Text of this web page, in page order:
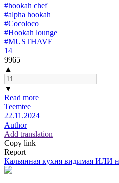
#hookah chef
#alpha hookah
#Cocoloco
#Hookah lounge
#MUSTHAVE
14
9965
▲
▼
Read more
Teemtee
22.11.2024
Author
Add translation
Copy link
Report
Кальянная кухня видимая ИЛИ